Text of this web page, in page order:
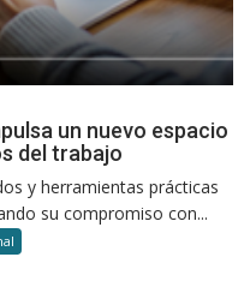
un nuevo espacio
del trabajo
y herramientas prácticas
su compromiso con...